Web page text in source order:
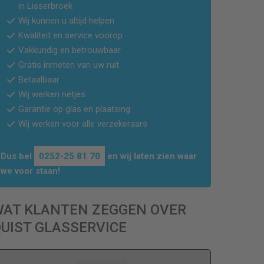
in Lisserbroek
Wij kunnen u altijd helpen
Kwaliteit en service voorop
Vakkundig en betrouwbaar
Gratis inmeten van uw ruit
Betaalbaar
Wij werken netjes
Garantie op glas en plaatsing
Wij werken voor alle verzekeraars
Dus bel 0252-25 81 70
en wij laten zien waar
we voor staan!
KLANTEN ZEGGEN OVER
GLASSERVICE